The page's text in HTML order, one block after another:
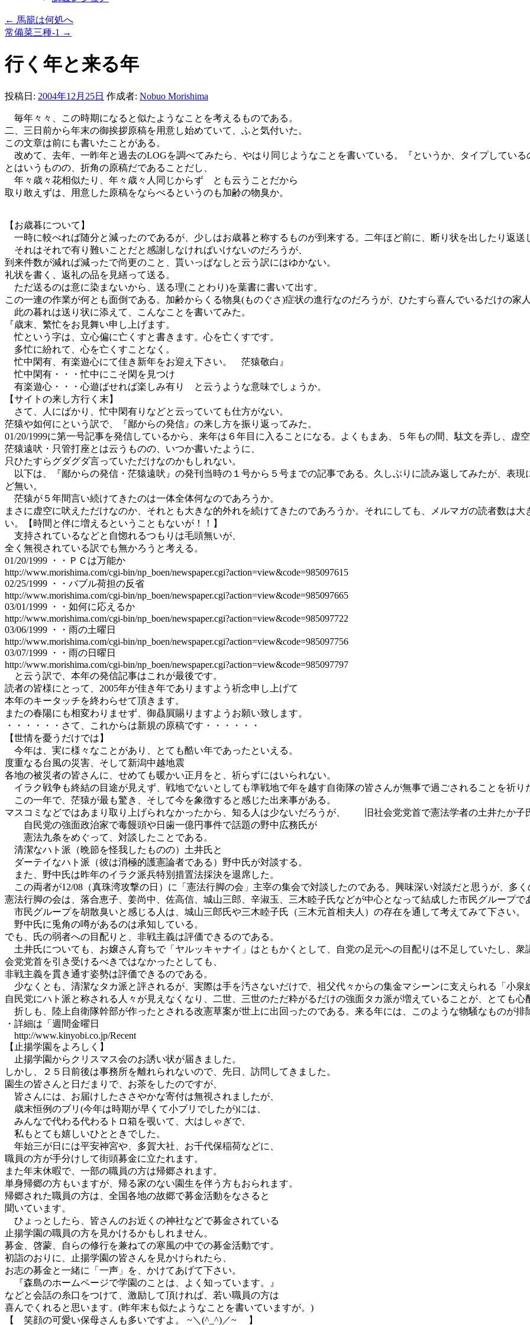
← 馬籠は何処へ
常備菜三種-1 →
行く年と来る年
投稿日: 2004年12月25日 作成者: Nobuo Morishima
毎年々々、この時期になると似たようなことを考えるものである。
二、三日前から年末の御挨拶原稿を用意し始めていて、ふと気付いた。
この文章は前にも書いたことがある。
改めて、去年、一昨年と過去のLOGを調べてみたら、やはり同じようなことを書いている。『というか、タイプしている
とはいうものの、折角の原稿だであることだし、
年々歳々花相似たり、年々歳々人同じからず とも云うことだから
取り敢えずは、用意した原稿をならべるというのも加齢の物臭か。
【お歳暮について】
一時に較べれば随分と減ったのであるが、少しはお歳暮と称するものが到来する。二年ほど前に、断り状を出したり返
それはそれで有り難いことだと感謝しなければいけないのだろうが、
到来件数が減れば減ったで尚更のこと、貰いっぱなしと云う訳にはゆかない。
礼状を書く、返礼の品を見繕って送る。
ただ送るのは意に染まないから、送る理(ことわり)を葉書に書いて出す。
この一連の作業が何とも面倒である。加齢からくる物臭(ものぐさ)症状の進行なのだろうが、ひたすら喜んでいるだけの家
此の暮れは送り状に添えて、こんなことを書いてみた。
『歳末、繁忙をお見舞い申し上げます。
忙という字は、立心偏に亡くすと書きます。心を亡くすです。
多忙に紛れて、心を亡くすことなく。
忙中閑有、有楽遊心にて佳き新年をお迎え下さい。 茫猿敬白』
忙中閑有・・・忙中にこそ閑を見つけ
有楽遊心・・・心遊ばせれば楽しみ有り と云うような意味でしょうか。
【サイトの来し方行く末】
さて、人にばかり、忙中閑有りなどと云っていても仕方がない。
茫猿や如何にという訳で、『鄙からの発信』の来し方を振り返ってみた。
01/20/1999に第一号記事を発信しているから、来年は６年目に入ることになる。よくもまあ、５年もの間、駄文を弄し、虚
茫猿遠吠・只管打座とは云うものの、いつか書いたように、
只ひたすらグダグダ言っていただけなのかもしれない。
以下は、『鄙からの発信・茫猿遠吠』の発刊当時の１号から５号までの記事である。久しぶりに読み返してみたが、表
ど無い。
茫猿が５年間言い続けてきたのは一体全体何なのであろうか。
まさに虚空に吠えただけなのか、それとも大きな的外れを続けてきたのであろうか。それにしても、メルマガの読者数は
い。【時間と伴に増えるということもないが！！】
支持されているなどと自惚れるつもりは毛頭無いが、
全く無視されている訳でも無かろうと考える。
01/20/1999 ・・ＰＣは万能か
http://www.morishima.com/cgi-bin/np_boen/newspaper.cgi?action=view&code=985097615
02/25/1999 ・・バブル荷担の反省
http://www.morishima.com/cgi-bin/np_boen/newspaper.cgi?action=view&code=985097665
03/01/1999 ・・如何に応えるか
http://www.morishima.com/cgi-bin/np_boen/newspaper.cgi?action=view&code=985097722
03/06/1999 ・・雨の土曜日
http://www.morishima.com/cgi-bin/np_boen/newspaper.cgi?action=view&code=985097756
03/07/1999 ・・雨の日曜日
http://www.morishima.com/cgi-bin/np_boen/newspaper.cgi?action=view&code=985097797
と云う訳で、本年の発信記事はこれが最後です。
読者の皆様にとって、2005年が佳き年でありますよう祈念申し上げて
本年のキータッチを終わらせて頂きます。
またの春陽にも相変わりませず、御贔屓賜りますようお願い致します。
・・・・・・さて、これからは新規の原稿です・・・・・・
【世情を憂うだけでは】
今年は、実に様々なことがあり、とても酷い年であったといえる。
度重なる台風の災害、そして新潟中越地震
各地の被災者の皆さんに、せめても暖かい正月をと、祈らずにはいられない。
イラク戦争も終結の目途が見えず、戦地でないとしても準戦地で年を越す自衛隊の皆さんが無事で過ごされることを祈り
この一年で、茫猿が最も驚き、そして今を象徴すると感じた出来事がある。
マスコミなどではあまり取り上げられなかったから、知る人は少ないだろうが、 旧社会党党首で憲法学者の土井たか子
自民党の強面政治家で毒饅頭や日歯一億円事件で話題の野中広務氏が
憲法九条をめぐって、対談したことである。
清潔なハト派（晩節を怪我したものの）土井氏と
ダーテイなハト派（彼は消極的護憲論者である）野中氏が対談する。
また、野中氏は昨年のイラク派兵特別措置法採決を退席した。
この両者が12/08（真珠湾攻撃の日）に「憲法行脚の会」主宰の集会で対談したのである。興味深い対談だと思うが、多
憲法行脚の会は、落合恵子、姜尚中、佐高信、城山三郎、辛淑玉、三木睦子氏などが中心となって結成した市民グループで
市民グループを胡散臭いと感じる人は、城山三郎氏や三木睦子氏（三木元首相夫人）の存在を通して考えてみて下さい。
野中氏に兎角の噂があるのは承知している。
でも、氏の弱者への目配りと、非戦主義は評価できるのである。
土井氏についても、お嬢さん育ちで「ヤルッキャナイ」はともかくとして、自党の足元への目配りは不足していたし、
会党党首を引き受けるべきではなかったとしても、
非戦主義を貫き通す姿勢は評価できるのである。
少なくとも、清潔なタカ派と評されるが、実際は手を汚さないだけで、祖父代々からの集金マシーンに支えられる「小泉
自民党にハト派と称される人々が見えなくなり、二世、三世のただ粋がるだけの強面タカ派が増えていることが、とても心
折しも、陸上自衛隊幹部が作ったとされる改憲草案が世上に出回ったのである。来る年には、このような物騒なものが排
・詳細は「週間金曜日
http://www.kinyobi.co.jp/Recent
【止揚学園をよろしく】
止揚学園からクリスマス会のお誘い状が届きました。
しかし、２５日前後は事務所を離れられないので、先日、訪問してきました。
園生の皆さんと日だまりで、お茶をしたのですが、
皆さんには、お届けしたささやかな寄付は無視されましたが、
歳末恒例のブリ(今年は時期が早くて小ブリでしたが)には、
みんなで代わる代わるトロ箱を覗いて、大はしゃぎで、
私もとても嬉しいひとときでした。
年始三が日には平安神宮や、多賀大社、お千代保稲荷などに、
職員の方が手分けして街頭募金に立たれます。
また年末休暇で、一部の職員の方は帰郷されます。
単身帰郷の方もいますが、帰る家のない園生を伴う方もおられます。
帰郷された職員の方は、全国各地の故郷で募金活動をなさると
聞いています。
ひょっとしたら、皆さんのお近くの神社などで募金されている
止揚学園の職員の方を見かけるかもしれません。
募金、啓蒙、自らの修行を兼ねての寒風の中での募金活動です。
初詣のおりに、止揚学園の皆さんを見かけられたら、
お志の募金と一緒に「一声」を、かけてあげて下さい。
『森島のホームページで学園のことは、よく知っています。』
などと会話の糸口をつけて、激励して頂ければ、若い職員の方は
喜んでくれると思います。(昨年末も似たようなことを書いていますが。)
【 笑顔の可愛い保母さんも多いですよ。 ~＼(^_^)／~ 】